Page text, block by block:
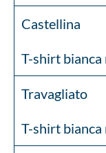
Castellina
T-shirt
Travagliato
T-shirt